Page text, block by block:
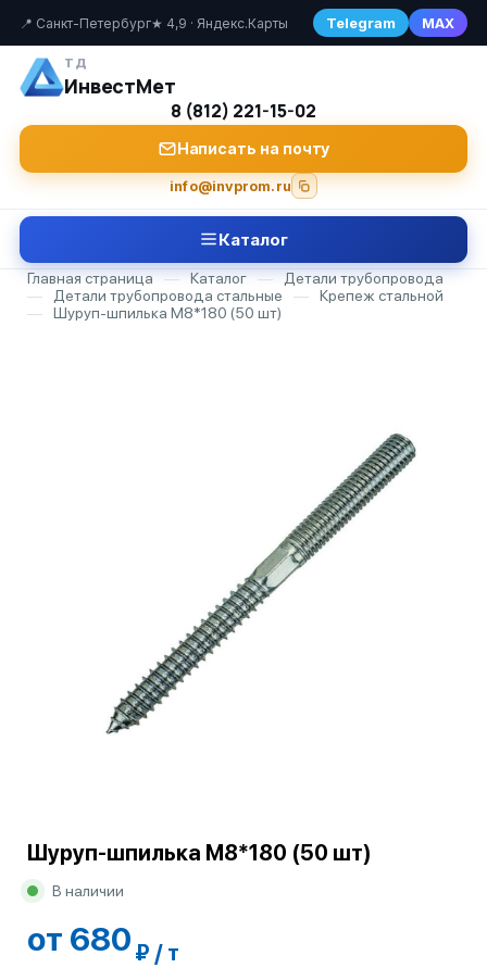
📍 Санкт-Петербург★ 4,9 · Яндекс.Карты Telegram MAX
ТД
ИнвестМет
8 (812) 221-15-02
Написать на почту
info@invprom.ru
Каталог
Главная страница — Каталог —
Детали трубопровода
—
Детали трубопровода стальные —
Крепеж стальной
—
Шуруп-шпилька М8*180 (50 шт)
Шуруп-шпилька М8*180 (50 шт)
В наличии
от 680 ₽ / т